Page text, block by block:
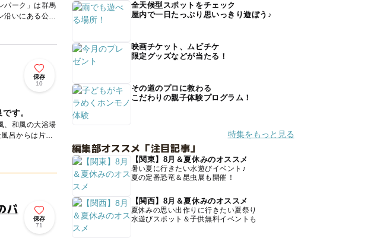
パーク」は群馬
沿いにある公園
ート、様々な
保存
10
す。
、和風の大浴場
呂からは片品
バ
保存
71
全天候型スポットをチェック
屋内で一日たっぷり思いっきり遊ぼう♪
映画チケット、ムビチケ
限定グッズなどが当たる！
その道のプロに教わる
こだわりの親子体験プログラム！
特集をもっと見る
編集部オススメ「注目記事」
【関東】8月＆夏休みのオススメ
暑い夏に行きたい水遊びイベント♪
夏の定番恐竜＆昆虫展も開催！
【関西】8月＆夏休みのオススメ
夏休みの思い出作りに行きたい夏祭り
水遊びスポット＆子供無料イベントも